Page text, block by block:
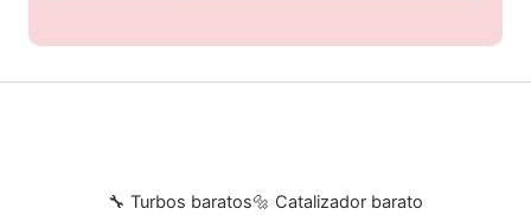
🔧 Turbos baratos🔩 Catalizador barato